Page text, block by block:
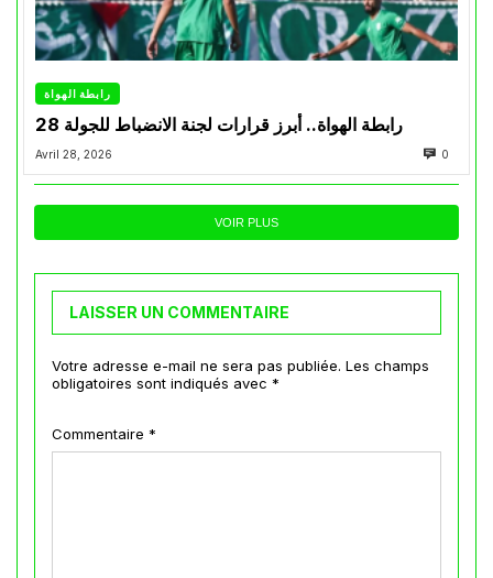
رابطة الهواة
رابطة الهواة.. أبرز قرارات لجنة الانضباط للجولة 28
Avril 28, 2026 0
VOIR PLUS
LAISSER UN COMMENTAIRE
Votre adresse e-mail ne sera pas publiée. Les champs
obligatoires sont indiqués avec *
Commentaire *